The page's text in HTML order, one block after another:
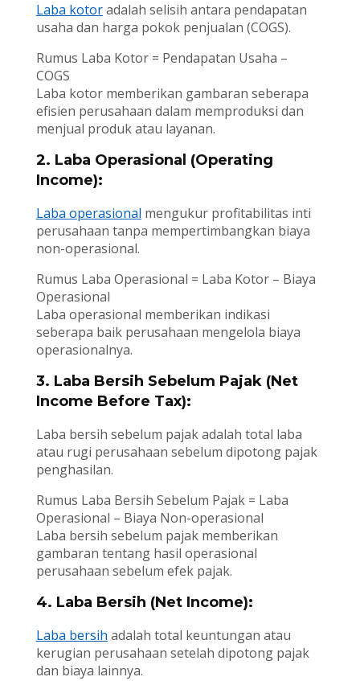
Laba kotoradalah selisih antara pendapatan
usaha dan harga pokok penjualan (COGS).
Rumus Laba Kotor = Pendapatan Usaha –
COGS
Laba kotor memberikan gambaran seberapa
efisien perusahaan dalam memproduksi dan
menjual produk atau layanan.
2. Laba Operasional (Operating
Income):
Laba operasional mengukur profitabilitas inti
perusahaan tanpa mempertimbangkan biaya
non-operasional.
Rumus Laba Operasional = Laba Kotor – Biaya
Operasional
Laba operasional memberikan indikasi
seberapa baik perusahaan mengelola biaya
operasionalnya.
3. Laba Bersih Sebelum Pajak (Net
Income Before Tax):
Laba bersih sebelum pajak adalah total laba
atau rugi perusahaan sebelum dipotong pajak
penghasilan.
Rumus Laba Bersih Sebelum Pajak = Laba
Operasional – Biaya Non-operasional
Laba bersih sebelum pajak memberikan
gambaran tentang hasil operasional
perusahaan sebelum efek pajak.
4. Laba Bersih (Net Income):
Laba bersih adalah total keuntungan atau
kerugian perusahaan setelah dipotong pajak
dan biaya lainnya.